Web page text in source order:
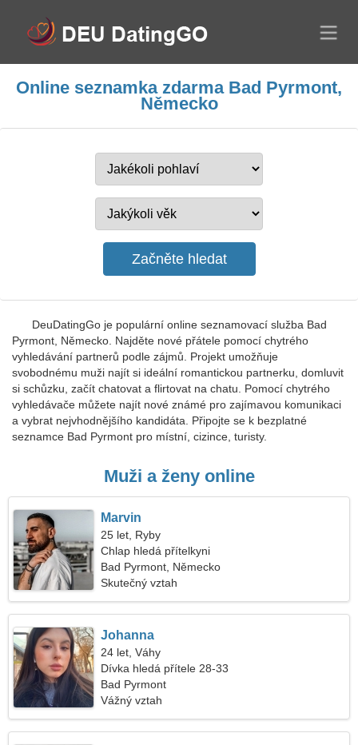
Online seznamka zdarma Bad Pyrmont,
Německo
DeuDatingGo je populární online seznamovací služba Bad
Pyrmont, Německo. Najděte nové přátele pomocí chytrého
vyhledávání partnerů podle zájmů. Projekt umožňuje
svobodnému muži najít si ideální romantickou partnerku, domluvit
si schůzku, začít chatovat a flirtovat na chatu. Pomocí chytrého
vyhledávače můžete najít nové známé pro zajímavou komunikaci
a vybrat nejvhodnějšího kandidáta. Připojte se k bezplatné
seznamce Bad Pyrmont pro místní, cizince, turisty.
Muži a ženy online
Marvin
25 let, Ryby
Chlap hledá přítelkyni
Bad Pyrmont, Německo
Skutečný vztah
Johanna
24 let, Váhy
Dívka hledá přítele 28-33
Bad Pyrmont
Vážný vztah